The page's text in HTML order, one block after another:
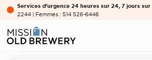
Services d’urgence 24 heures sur 24, 7 jours sur
2244 | Femmes : 514 526-6446